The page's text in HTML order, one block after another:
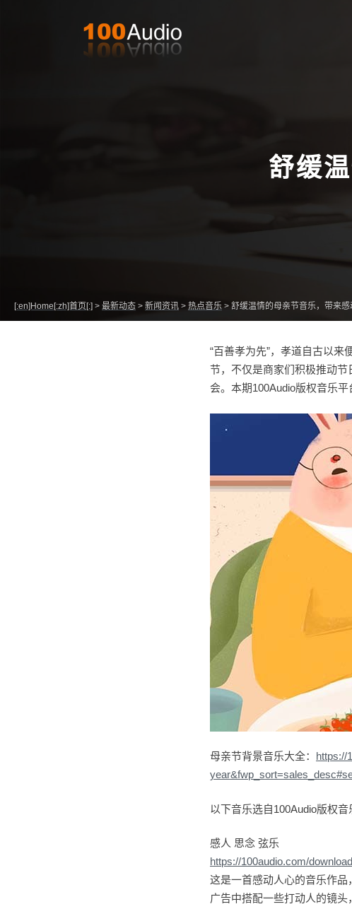
舒缓
[:en]Home[:zh]首页[:] > 最新动态 > 新闻资讯 > 热点音乐 > 舒缓温情的母亲节音乐，带来感
“百善孝为先”，孝道自古以
节，不仅是商家们积极推动
会。本期100Audio版权音乐
母亲节背景音乐大全： https://
以下音乐选自100Audio版权音
感人 思念 弦乐
https://100audio.com/
这是一首感动人心的音乐作
广告中搭配一些打动人的镜头